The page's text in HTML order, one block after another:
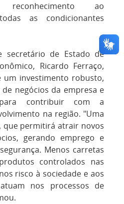
ao
as condicionantes
secretário de Estado de
Ricardo Ferraço,
um investimento robusto,
negócios da empresa e
contribuir com a
na região. "Uma
que permitirá atrair novos
gerando emprego e
Menos carretas
controlados nas
risco à sociedade e aos
nos processos de